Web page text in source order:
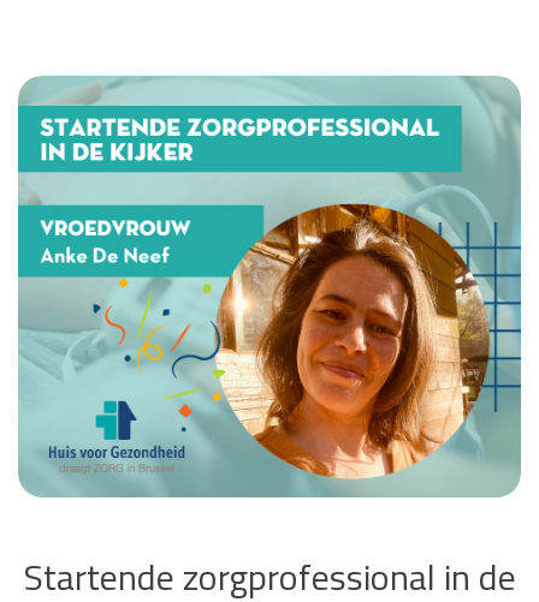
Startende zorgprofessional in de